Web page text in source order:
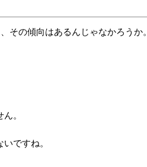
その傾向はあるんじゃなかろうか。
。
ですね。